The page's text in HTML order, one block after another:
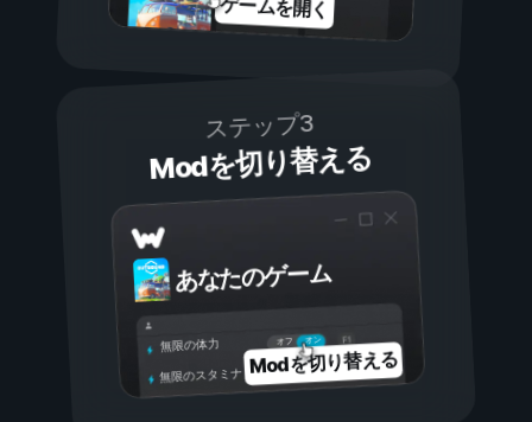
ゲームを開く
ステップ3
Modを切り替える
あなたのゲーム
オン
オフ
無限の体力
無限のスタミナ Modを切り替える